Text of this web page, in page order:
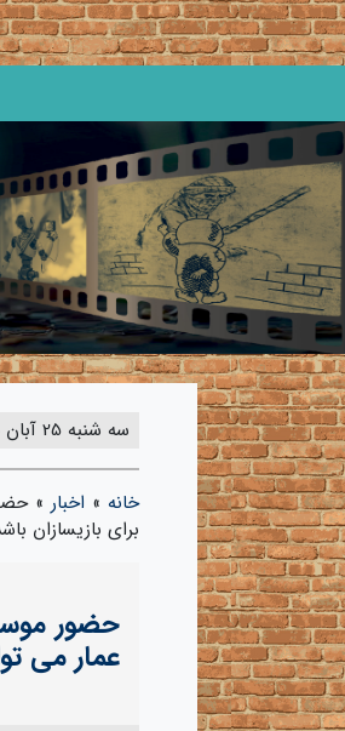
سه شنبه 25 آبان 1395، ساعت 11:23
خانه» اخبار»
برای بازیسازان
عمار می